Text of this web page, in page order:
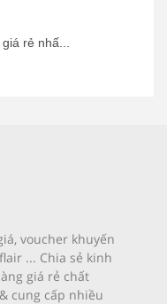
rẻ nhấ...
voucher khuyến
... Chia sẻ kinh
giá rẻ chất
cung cấp nhiều